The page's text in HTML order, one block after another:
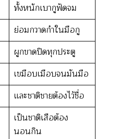
ทั้งหนักเบากูฟัดจม
ย่อมกวาดกำในมือกู
ผูกขาดปิดทุกประตู
เขมือบเมือบจนมันมือ
และชาติชายต้องไว้ชื่อ
เป็นชาติเสือต้อง
นอนกิน